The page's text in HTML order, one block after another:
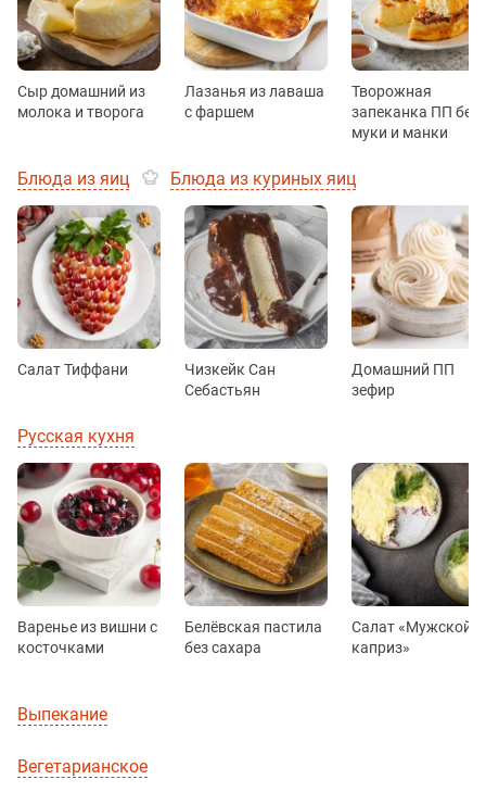
Сыр домашний из
молока и творога
Лазанья из лаваша
с фаршем
Творожная
запеканка ПП без
муки и манки
Блюда из яиц Блюда из куриных яиц
Салат Тиффани
Чизкейк Сан
Себастьян
Домашний ПП
зефир
Русская кухня
Варенье из вишни с
косточками
Белёвская пастила
без сахара
Салат «Мужской
каприз»
Выпекание
Вегетарианское